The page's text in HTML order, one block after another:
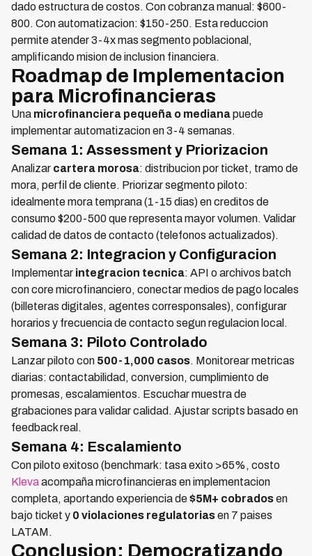
dado estructura de costos. Con cobranza manual: $600-
800. Con automatizacion: $150-250. Esta reduccion
permite atender 3-4x mas segmento poblacional,
amplificando mision de inclusion financiera.
Roadmap de Implementacion
para Microfinancieras
Una microfinanciera pequeña o medianapuede
implementar automatizacion en 3-4 semanas.
Semana 1: Assessment y Priorizacion
Analizar cartera morosa: distribucion por ticket, tramo de
mora, perfil de cliente. Priorizar segmento piloto:
idealmente mora temprana (1-15 dias) en creditos de
consumo $200-500 que representa mayor volumen. Validar
calidad de datos de contacto (telefonos actualizados).
Semana 2: Integracion y Configuracion
Implementar integracion tecnica: API o archivos batch
con core microfinanciero, conectar medios de pago locales
(billeteras digitales, agentes corresponsales), configurar
horarios y frecuencia de contacto segun regulacion local.
Semana 3: Piloto Controlado
Lanzar piloto con 500-1,000 casos. Monitorear metricas
diarias: contactabilidad, conversion, cumplimiento de
promesas, escalamientos. Escuchar muestra de
grabaciones para validar calidad. Ajustar scripts basado en
feedback real.
Semana 4: Escalamiento
Con piloto exitoso (benchmark: tasa exito >65%, costo
Klevaacompaña microfinancieras en implementacion
completa, aportando experiencia de$5M+ cobradosen
bajo ticket y 0 violaciones regulatoriasen 7 paises
LATAM.
Conclusion: Democratizando